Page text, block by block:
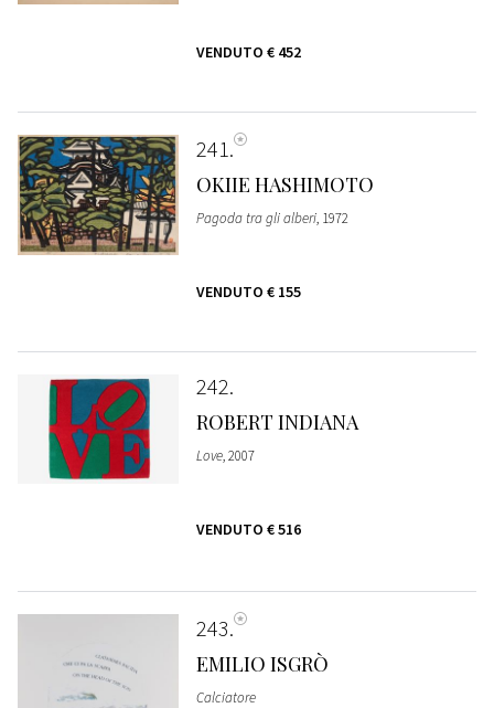
VENDUTO € 452
241
OKIIE HASHIMOTO
Pagoda tra gli alberi, 1972
VENDUTO € 155
242
ROBERT INDIANA
Love, 2007
VENDUTO € 516
243
EMILIO ISGRÒ
Calciatore